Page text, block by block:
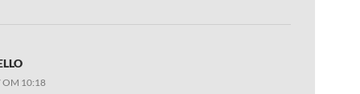
OM 10:18